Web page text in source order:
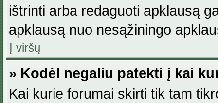
ištrinti arba redaguoti apklausą
apklausą nuo nesąžiningo
Į viršų
» Kodėl negaliu patekti į kai
Kai kurie forumai skirti tik tam